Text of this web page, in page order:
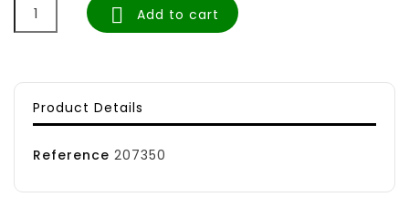
 Add to cart
Product Details
Reference 207350